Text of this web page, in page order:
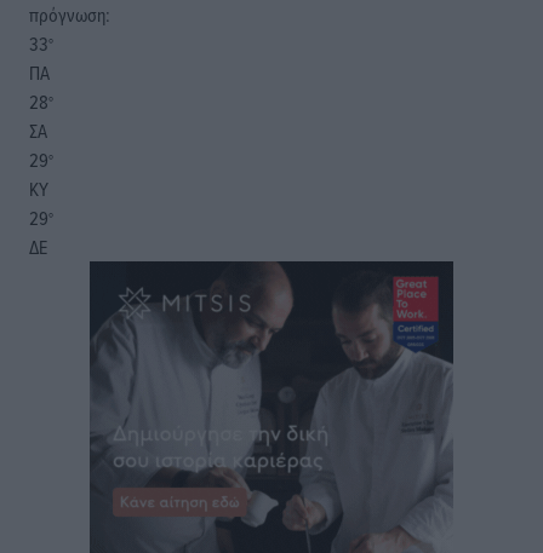
πρόγνωση:
33°
ΠΑ
28°
ΣΑ
29°
ΚΥ
29°
ΔΕ